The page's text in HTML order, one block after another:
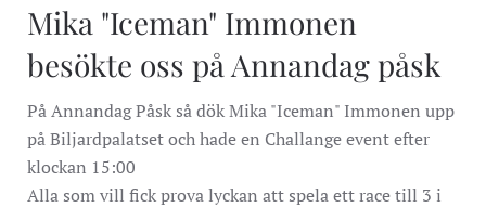
Mika "Iceman" Immonen
besökte oss på Annandag påsk
På Annandag Påsk så dök Mika "Iceman" Immonen upp
på Biljardpalatset och hade en Challange event efter
klockan 15:00
Alla som vill fick prova lyckan att spela ett race till 3 i